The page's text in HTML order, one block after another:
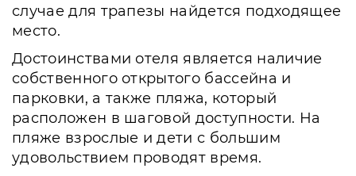
случае для трапезы найдется подходящее
место.
Достоинствами отеля является наличие
собственного открытого бассейна и
парковки, а также пляжа, который
расположен в шаговой доступности. На
пляже взрослые и дети с большим
удовольствием проводят время.